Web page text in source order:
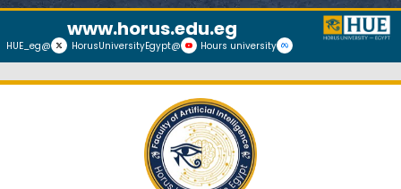
www.horus.edu.eg
Hours university
@HorusUniversityEgypt
@HUE_eg